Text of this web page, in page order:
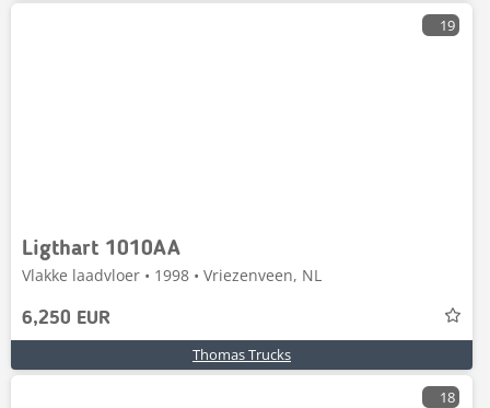
19
Ligthart 1010AA
Vlakke laadvloer • 1998 • Vriezenveen, NL
6,250 EUR
Thomas Trucks
18